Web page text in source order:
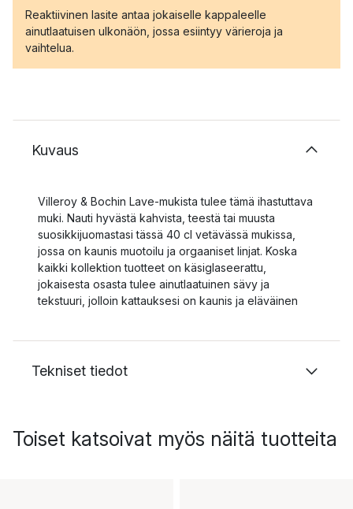
Reaktiivinen lasite antaa jokaiselle kappaleelle
ainutlaatuisen ulkonäön, jossa esiintyy värieroja ja
vaihtelua.
Kuvaus
Villeroy & Bochin Lave-mukista tulee tämä ihastuttava
muki. Nauti hyvästä kahvista, teestä tai muusta
suosikkijuomastasi tässä 40 cl vetävässä mukissa,
jossa on kaunis muotoilu ja orgaaniset linjat. Koska
kaikki kollektion tuotteet on käsiglaseerattu,
jokaisesta osasta tulee ainutlaatuinen sävy ja
tekstuuri, jolloin kattauksesi on kaunis ja eläväinen
Tekniset tiedot
Toiset katsoivat myös näitä tuotteita